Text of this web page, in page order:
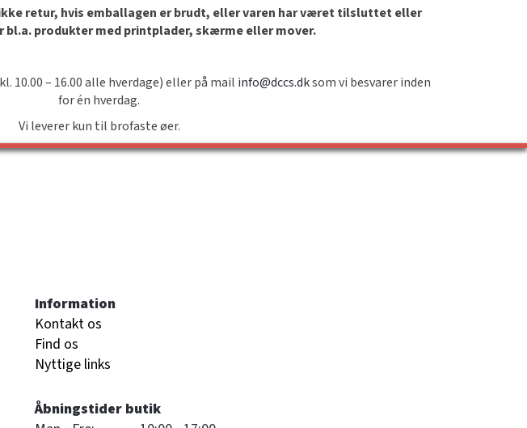
retur, hvis emballagen er brudt, eller varen har været tilsluttet eller
produkter med printplader, skærme eller mover.
10.00 – 16.00 alle hverdage) eller på mail info@dccs.dksom vi besvarer inden
for én hverdag.
Vi leverer kun til brofaste øer.
Information
Kontakt os
Find os
Nyttige links
Åbningstider butik